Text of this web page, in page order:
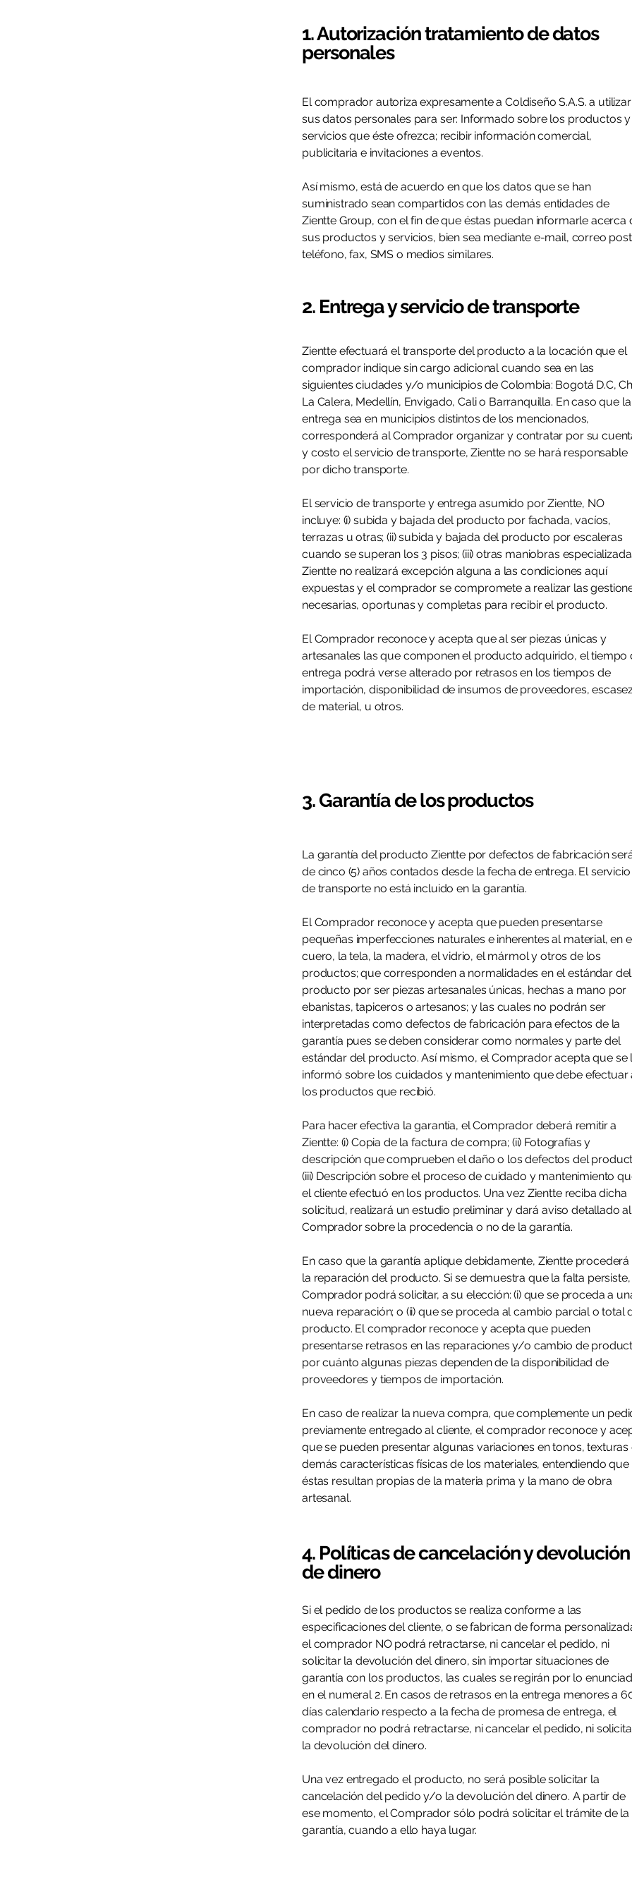
1. Autorización tratamiento de datos
personales
El comprador autoriza expresamente a Coldiseño S.A.S. a utilizar
sus datos personales para ser: Informado sobre los productos y
servicios que éste ofrezca; recibir información comercial,
publicitaria e invitaciones a eventos.
Así mismo, está de acuerdo en que los datos que se han
suministrado sean compartidos con las demás entidades de
Zientte Group, con el fin de que éstas puedan informarle acerca
sus productos y servicios, bien sea mediante e-mail, correo
teléfono, fax, SMS o medios similares.
2. Entrega y servicio de transporte
Zientte efectuará el transporte del producto a la locación que el
comprador indique sin cargo adicional cuando sea en las
siguientes ciudades y/o municipios de Colombia: Bogotá D.C,
La Calera, Medellín, Envigado, Cali o Barranquilla. En caso que la
entrega sea en municipios distintos de los mencionados,
corresponderá al Comprador organizar y contratar por su
y costo el servicio de transporte, Zientte no se hará responsable
por dicho transporte.
El servicio de transporte y entrega asumido por Zientte, NO
incluye: (i) subida y bajada del producto por fachada, vacíos,
terrazas u otras; (ii) subida y bajada del producto por escaleras
cuando se superan los 3 pisos; (iii) otras maniobras
Zientte no realizará excepción alguna a las condiciones aquí
expuestas y el comprador se compromete a realizar las
necesarias, oportunas y completas para recibir el producto.
El Comprador reconoce y acepta que al ser piezas únicas y
artesanales las que componen el producto adquirido, el tiempo
entrega podrá verse alterado por retrasos en los tiempos de
importación, disponibilidad de insumos de proveedores,
de material, u otros.
3. Garantía de los productos
La garantía del producto Zientte por defectos de fabricación
de cinco (5) años contados desde la fecha de entrega. El servicio
de transporte no está incluido en la garantía.
El Comprador reconoce y acepta que pueden presentarse
pequeñas imperfecciones naturales e inherentes al material, en
cuero, la tela, la madera, el vidrio, el mármol y otros de los
productos; que corresponden a normalidades en el estándar del
producto por ser piezas artesanales únicas, hechas a mano por
ebanistas, tapiceros o artesanos; y las cuales no podrán ser
interpretadas como defectos de fabricación para efectos de la
garantía pues se deben considerar como normales y parte del
estándar del producto. Así mismo, el Comprador acepta que se
informó sobre los cuidados y mantenimiento que debe efectuar
los productos que recibió.
Para hacer efectiva la garantía, el Comprador deberá remitir a
Zientte: (i) Copia de la factura de compra; (ii) Fotografías y
descripción que comprueben el daño o los defectos del
(iii) Descripción sobre el proceso de cuidado y mantenimiento
el cliente efectuó en los productos. Una vez Zientte reciba dicha
solicitud, realizará un estudio preliminar y dará aviso detallado al
Comprador sobre la procedencia o no de la garantía.
En caso que la garantía aplique debidamente, Zientte procederá
la reparación del producto. Si se demuestra que la falta
Comprador podrá solicitar, a su elección: (i) que se proceda a
nueva reparación; o (ii) que se proceda al cambio parcial o total
producto. El comprador reconoce y acepta que pueden
presentarse retrasos en las reparaciones y/o cambio de
por cuánto algunas piezas dependen de la disponibilidad de
proveedores y tiempos de importación.
En caso de realizar la nueva compra, que complemente un
previamente entregado al cliente, el comprador reconoce y
que se pueden presentar algunas variaciones en tonos, texturas
demás características físicas de los materiales, entendiendo que
éstas resultan propias de la materia prima y la mano de obra
artesanal.
4. Políticas de cancelación y devolución
de dinero
Si el pedido de los productos se realiza conforme a las
especificaciones del cliente, o se fabrican de forma
el comprador NO podrá retractarse, ni cancelar el pedido, ni
solicitar la devolución del dinero, sin importar situaciones de
garantía con los productos, las cuales se regirán por lo
en el numeral 2. En casos de retrasos en la entrega menores a
días calendario respecto a la fecha de promesa de entrega, el
comprador no podrá retractarse, ni cancelar el pedido, ni
la devolución del dinero.
Una vez entregado el producto, no será posible solicitar la
cancelación del pedido y/o la devolución del dinero. A partir de
ese momento, el Comprador sólo podrá solicitar el trámite de la
garantía, cuando a ello haya lugar.